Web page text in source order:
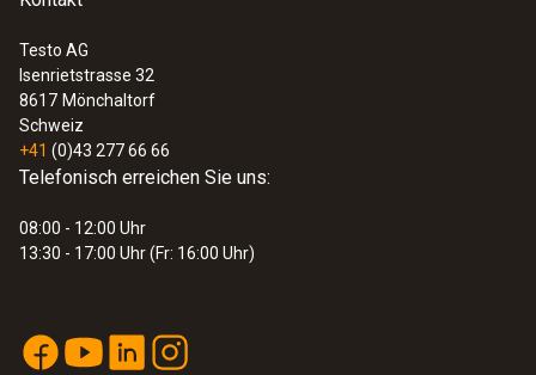
Testo AG
Isenrietstrasse 32
8617 Mönchaltorf
Schweiz
+41 (0)43 277 66 66
Telefonisch erreichen Sie uns:
08:00 - 12:00 Uhr
13:30 - 17:00 Uhr (Fr: 16:00 Uhr)